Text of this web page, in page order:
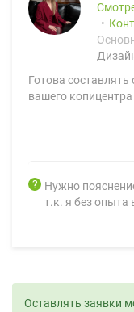
Готова
вашего копицентра
Нужно
т.к. я без опыта
Оставлять заявки